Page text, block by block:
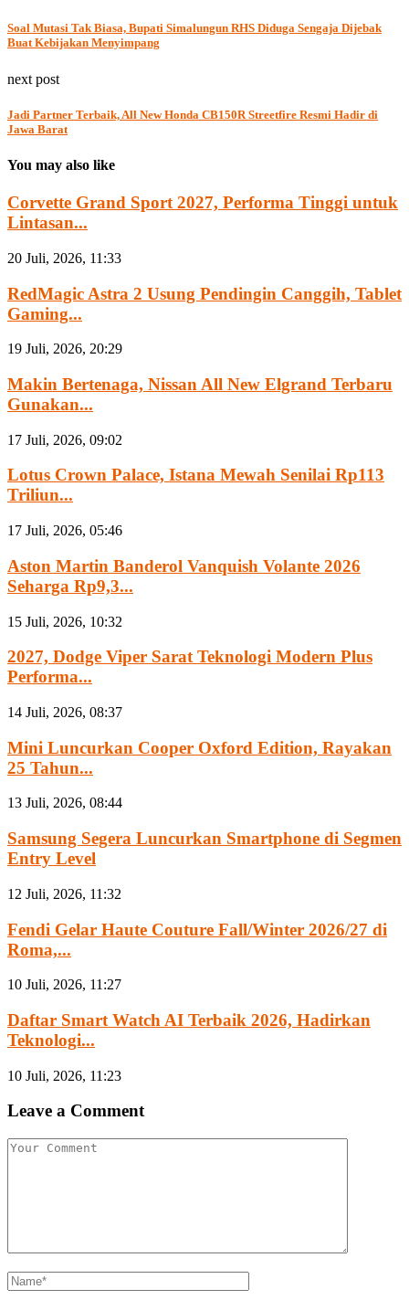
Soal Mutasi Tak Biasa, Bupati Simalungun RHS Diduga Sengaja Dijebak
Buat Kebijakan Menyimpang
next post
Jadi Partner Terbaik, All New Honda CB150R Streetfire Resmi Hadir di
Jawa Barat
You may also like
Corvette Grand Sport 2027, Performa Tinggi untuk
Lintasan...
20 Juli, 2026, 11:33
RedMagic Astra 2 Usung Pendingin Canggih, Tablet
Gaming...
19 Juli, 2026, 20:29
Makin Bertenaga, Nissan All New Elgrand Terbaru
Gunakan...
17 Juli, 2026, 09:02
Lotus Crown Palace, Istana Mewah Senilai Rp113
Triliun...
17 Juli, 2026, 05:46
Aston Martin Banderol Vanquish Volante 2026
Seharga Rp9,3...
15 Juli, 2026, 10:32
2027, Dodge Viper Sarat Teknologi Modern Plus
Performa...
14 Juli, 2026, 08:37
Mini Luncurkan Cooper Oxford Edition, Rayakan
25 Tahun...
13 Juli, 2026, 08:44
Samsung Segera Luncurkan Smartphone di Segmen
Entry Level
12 Juli, 2026, 11:32
Fendi Gelar Haute Couture Fall/Winter 2026/27 di
Roma,...
10 Juli, 2026, 11:27
Daftar Smart Watch AI Terbaik 2026, Hadirkan
Teknologi...
10 Juli, 2026, 11:23
Leave a Comment